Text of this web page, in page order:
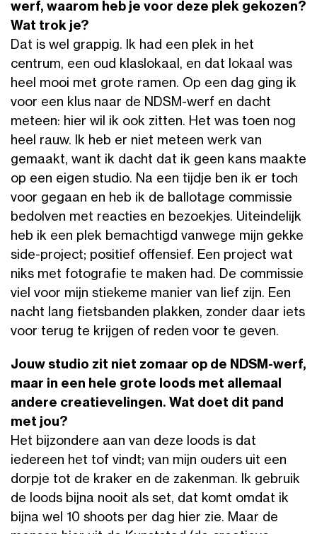
werf, waarom heb je voor deze plek gekozen?
Wat trok je?
Dat is wel grappig. Ik had een plek in het
centrum, een oud klaslokaal, en dat lokaal was
heel mooi met grote ramen. Op een dag ging ik
voor een klus naar de NDSM-werf en dacht
meteen: hier wil ik ook zitten. Het was toen nog
heel rauw. Ik heb er niet meteen werk van
gemaakt, want ik dacht dat ik geen kans maakte
op een eigen studio. Na een tijdje ben ik er toch
voor gegaan en heb ik de ballotage commissie
bedolven met reacties en bezoekjes. Uiteindelijk
heb ik een plek bemachtigd vanwege mijn gekke
side-project; positief offensief. Een project wat
niks met fotografie te maken had. De commissie
viel voor mijn stiekeme manier van lief zijn. Een
nacht lang fietsbanden plakken, zonder daar iets
voor terug te krijgen of reden voor te geven.
Jouw studio zit niet zomaar op de NDSM-werf,
maar in een hele grote loods met allemaal
andere creatievelingen. Wat doet dit pand
met jou?
Het bijzondere aan van deze loods is dat
iedereen het tof vindt; van mijn ouders uit een
dorpje tot de kraker en de zakenman. Ik gebruik
de loods bijna nooit als set, dat komt omdat ik
bijna wel 10 shoots per dag hier zie. Maar de